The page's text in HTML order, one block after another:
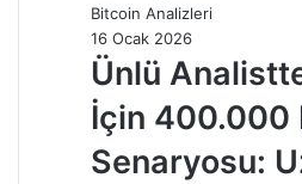
Bitcoin Analizleri
16 Ocak 2026
Ünlü
İçin 400.000
Senaryosu: